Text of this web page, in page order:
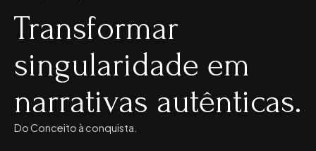
Transformar
singularidade em
narrativas autênticas.
Do Conceito à conquista.